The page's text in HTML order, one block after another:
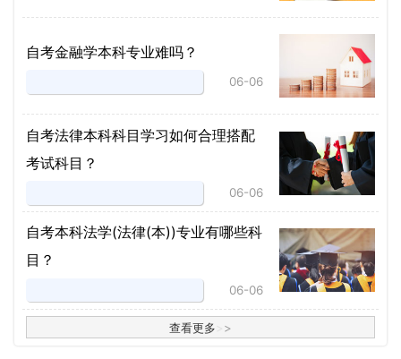
自考金融学本科专业难吗？
06-06
自考法律本科科目学习如何合理搭配
考试科目？
06-06
​自考本科法学(法律(本))专业有哪些科
目？
06-06
查看更多 >